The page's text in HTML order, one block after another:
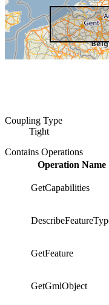
Coupling Type
Tight
Contains Operations
Operation Name
GetCapabilities
GetFeature
GetGmlObject